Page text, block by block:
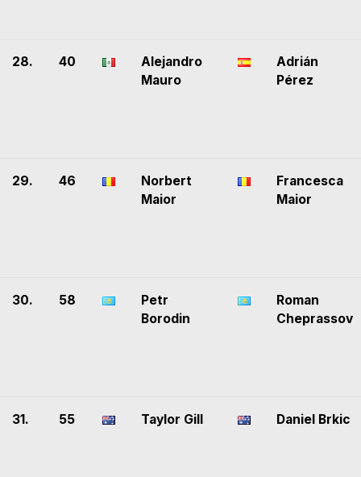
28. 40
Alejandro
Mauro
Adrián
Pérez
29. 46
Norbert
Maior
Francesca
Maior
30. 58
Petr
Borodin
Roman
Cheprassov
31. 55 Taylor Gill Daniel Brkic